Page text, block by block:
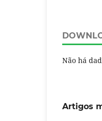
Não há
Artigos